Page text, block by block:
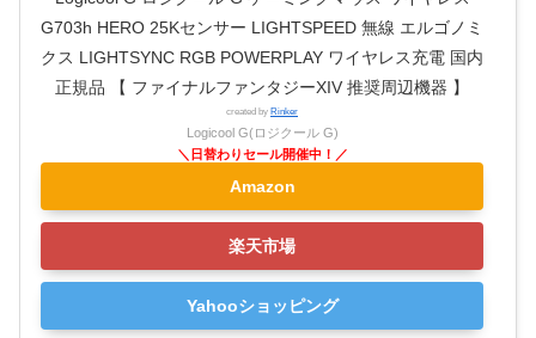
G703h HERO 25Kセンサー LIGHTSPEED 無線 エルゴノミ
クス LIGHTSYNC RGB POWERPLAY ワイヤレス充電 国内
正規品 【 ファイナルファンタジーXIV 推奨周辺機器 】
created by Rinker
Logicool G(ロジクール G)
Amazon
楽天市場
Yahooショッピング